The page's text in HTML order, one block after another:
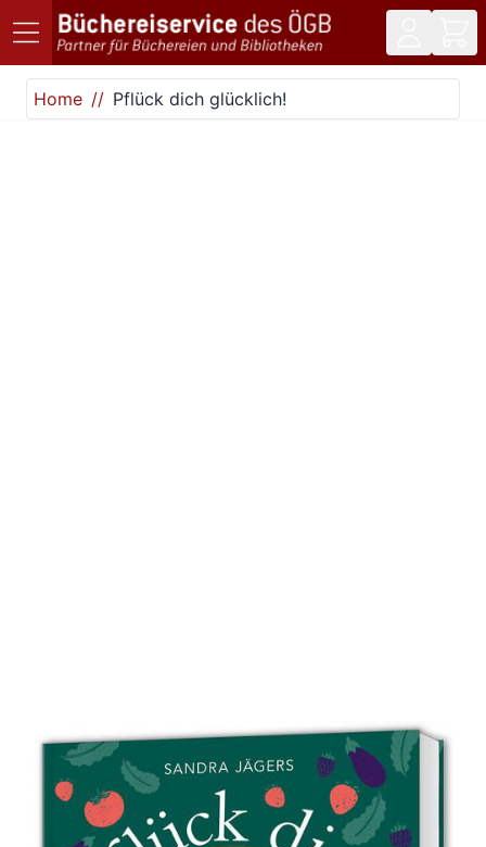
Direkt zum Inhalt
Home
Pflück dich glücklich!
Pflück dich glücklich!
Zur Wunschliste hinzufügen